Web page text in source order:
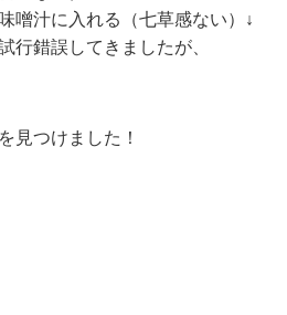
噌汁に入れる（七草感ない）↓
行錯誤してきましたが、
見つけました！